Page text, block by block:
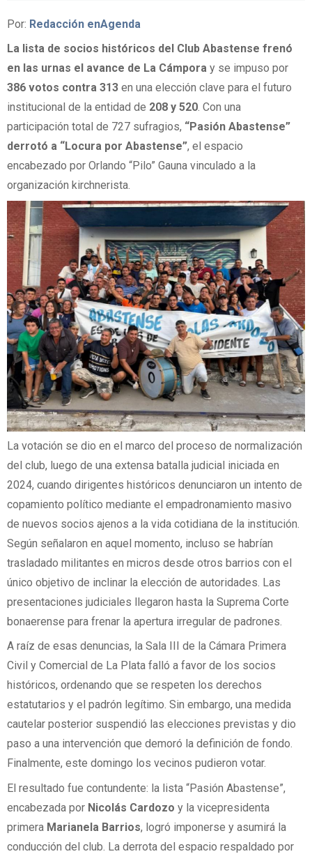
Por: Redacción enAgenda
La lista de socios históricos del Club Abastense frenó
en las urnas el avance de La Cámpora y se impuso por
386 votos contra 313 en una elección clave para el futuro
institucional de la entidad de 208 y 520. Con una
participación total de 727 sufragios, “Pasión Abastense”
derrotó a “Locura por Abastense”, el espacio
encabezado por Orlando “Pilo” Gauna vinculado a la
organización kirchnerista.
La votación se dio en el marco del proceso de normalización
del club, luego de una extensa batalla judicial iniciada en
2024, cuando dirigentes históricos denunciaron un intento de
copamiento político mediante el empadronamiento masivo
de nuevos socios ajenos a la vida cotidiana de la institución.
Según señalaron en aquel momento, incluso se habrían
trasladado militantes en micros desde otros barrios con el
único objetivo de inclinar la elección de autoridades. Las
presentaciones judiciales llegaron hasta la Suprema Corte
bonaerense para frenar la apertura irregular de padrones.
A raíz de esas denuncias, la Sala III de la Cámara Primera
Civil y Comercial de La Plata falló a favor de los socios
históricos, ordenando que se respeten los derechos
estatutarios y el padrón legítimo. Sin embargo, una medida
cautelar posterior suspendió las elecciones previstas y dio
paso a una intervención que demoró la definición de fondo.
Finalmente, este domingo los vecinos pudieron votar.
El resultado fue contundente: la lista “Pasión Abastense”,
encabezada por Nicolás Cardozo y la vicepresidenta
primera Marianela Barrios, logró imponerse y asumirá la
conducción del club. La derrota del espacio respaldado por